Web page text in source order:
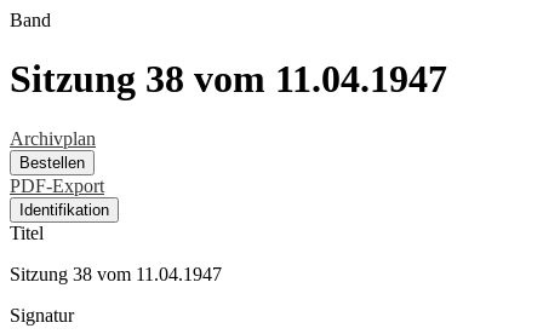
Band
Sitzung 38 vom 11.04.1947
Archivplan
Bestellen
PDF-Export
Identifikation
Titel
Sitzung 38 vom 11.04.1947
Signatur